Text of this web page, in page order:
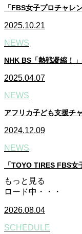
「FBS女子プロチャレ
2025.10.21
NEWS
NHK BS「熱戦凝縮！
2025.04.07
NEWS
アフリカ子ども支援チ
2024.12.09
NEWS
「TOYO TIRES FBS
もっと見る
ロード中・・・
2026.08.04
SCHEDULE